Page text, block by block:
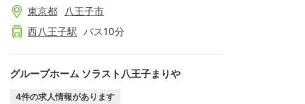
東京都
八王子市
西八王子駅 バス10分
グループホーム ソラスト八王子まりや
4件の求人情報があります